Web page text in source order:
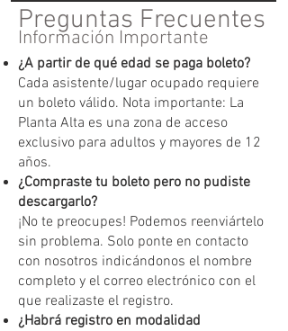
Preguntas Frecuentes
Información Importante
¿A partir de qué edad se paga boleto?
Cada asistente/lugar ocupado requiere
un boleto válido. Nota importante: La
Planta Alta es una zona de acceso
exclusivo para adultos y mayores de 12
años.
¿Compraste tu boleto pero no pudiste
descargarlo?
¡No te preocupes! Podemos reenviártelo
sin problema. Solo ponte en contacto
con nosotros indicándonos el nombre
completo y el correo electrónico con el
que realizaste el registro.
¿Habrá registro en modalidad